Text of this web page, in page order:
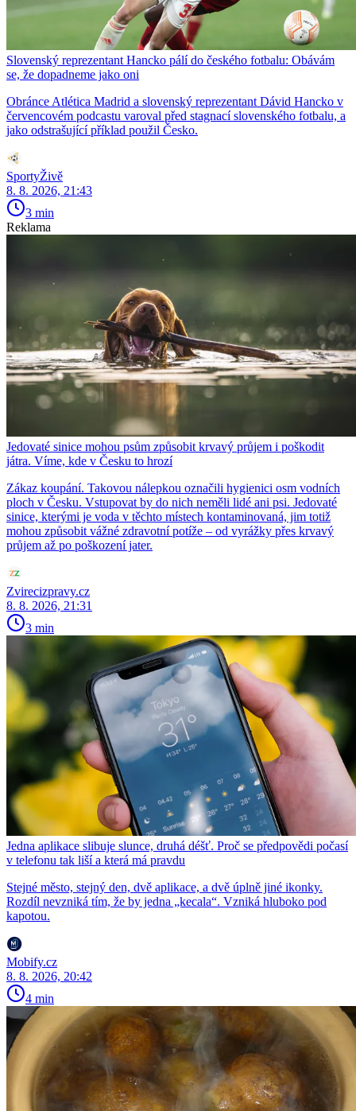
Slovenský reprezentant Hancko pálí do českého fotbalu: Obávám
se, že dopadneme jako oni
Obránce Atlética Madrid a slovenský reprezentant Dávid Hancko v
červencovém podcastu varoval před stagnací slovenského fotbalu, a
jako odstrašující příklad použil Česko.
SportyŽivě
8. 8. 2026, 21:43
3 min
Reklama
Jedovaté sinice mohou psům způsobit krvavý průjem i poškodit
játra. Víme, kde v Česku to hrozí
Zákaz koupání. Takovou nálepkou označili hygienici osm vodních
ploch v Česku. Vstupovat by do nich neměli lidé ani psi. Jedovaté
sinice, kterými je voda v těchto místech kontaminovaná, jim totiž
mohou způsobit vážné zdravotní potíže – od vyrážky přes krvavý
průjem až po poškození jater.
Zvirecizpravy.cz
8. 8. 2026, 21:31
3 min
Jedna aplikace slibuje slunce, druhá déšť. Proč se předpovědi počasí
v telefonu tak liší a která má pravdu
Stejné město, stejný den, dvě aplikace, a dvě úplně jiné ikonky.
Rozdíl nevzniká tím, že by jedna „kecala“. Vzniká hluboko pod
kapotou.
Mobify.cz
8. 8. 2026, 20:42
4 min